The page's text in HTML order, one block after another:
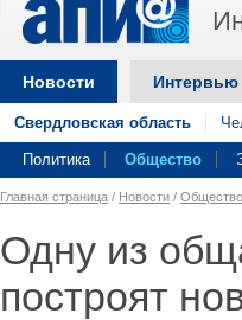
Новости Интервью
Свердловская область
Политика Общество
Главная страница / Новости / Общество
Одну из
построят